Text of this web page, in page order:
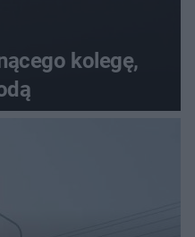
kolegę,